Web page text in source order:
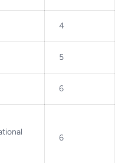
4
5
6
6